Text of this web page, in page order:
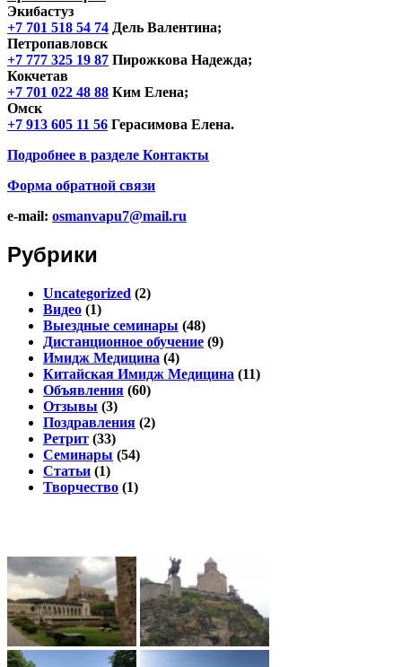
Экибастуз
+7 701 518 54 74 Дель Валентина;
Петропавловск
+7 777 325 19 87 Пирожкова Надежда;
Кокчетав
+7 701 022 48 88 Ким Елена;
Омск
+7 913 605 11 56 Герасимова Елена.
Подробнее в разделе Контакты
Форма обратной связи
e-mail: osmanvapu7@mail.ru
Рубрики
Uncategorized (2)
Видео (1)
Выездные семинары (48)
Дистанционное обучение (9)
Имидж Медицина (4)
Китайская Имидж Медицина (11)
Объявления (60)
Отзывы (3)
Поздравления (2)
Ретрит (33)
Семинары (54)
Статьи (1)
Творчество (1)